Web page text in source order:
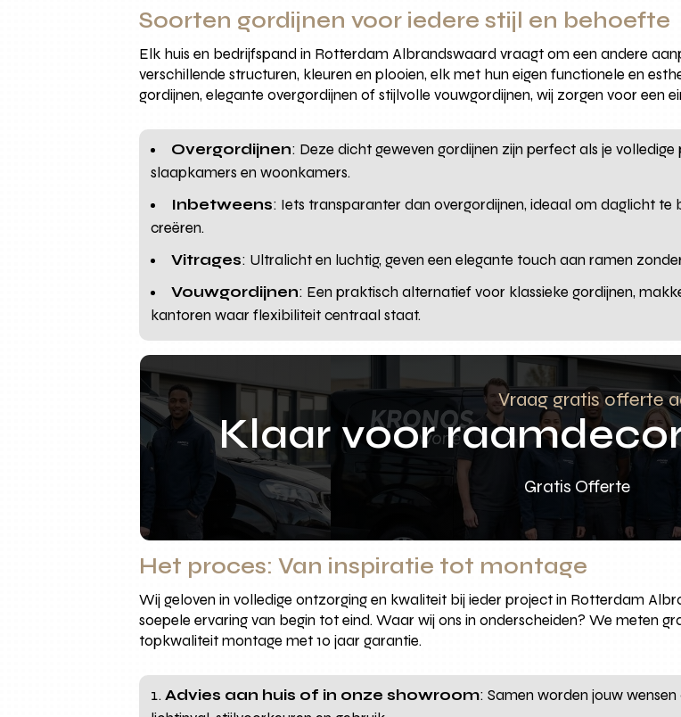
Soorten gordijnen voor iedere stijl en behoefte
Elk huis en bedrijfspand in Rotterdam Albrandswaard vraagt om een andere
verschillende structuren, kleuren en plooien, elk met hun eigen functionele en
gordijnen, elegante overgordijnen of stijlvolle vouwgordijnen, wij zorgen voor een
Overgordijnen: Deze dicht geweven gordijnen zijn perfect als je
slaapkamers en woonkamers.
Inbetweens: Iets transparanter dan overgordijnen, ideaal om daglicht
creëren.
Vitrages: Ultralicht en luchtig, geven een elegante touch aan ramen
Vouwgordijnen: Een praktisch alternatief voor klassieke gordijnen,
kantoren waar flexibiliteit centraal staat.
Vraag gratis offerte
Klaar voor
Gratis Offerte
Het proces: Van inspiratie tot montage
Wij geloven in volledige ontzorging en kwaliteit bij ieder project in Rotterdam
soepele ervaring van begin tot eind. Waar wij ons in onderscheiden? We meten
topkwaliteit montage met 10 jaar garantie.
Advies aan huis of in onze showroom: Samen worden jouw